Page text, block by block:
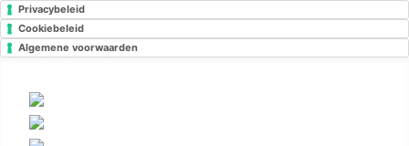
Privacybeleid
Cookiebeleid
Algemene voorwaarden
Selecteer de taal